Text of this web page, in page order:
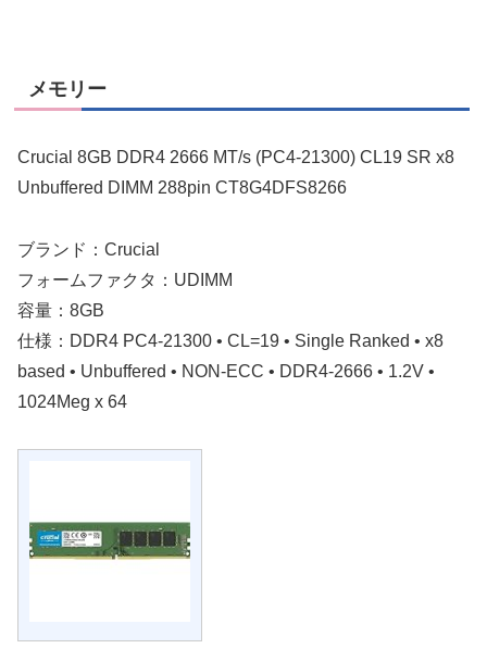
メモリー
Crucial 8GB DDR4 2666 MT/s (PC4-21300) CL19 SR x8
Unbuffered DIMM 288pin CT8G4DFS8266
ブランド：Crucial
フォームファクタ：UDIMM
容量：8GB
仕様：DDR4 PC4-21300 • CL=19 • Single Ranked • x8
based • Unbuffered • NON-ECC • DDR4-2666 • 1.2V •
1024Meg x 64